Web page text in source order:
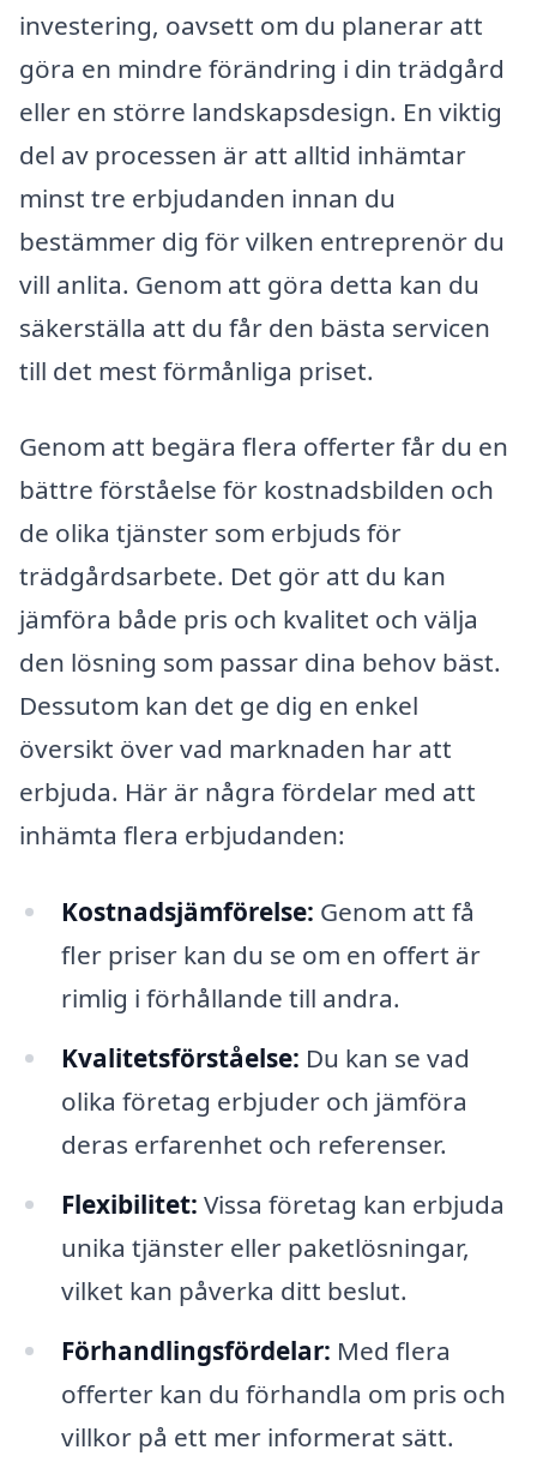
investering, oavsett om du planerar att
göra en mindre förändring i din trädgård
eller en större landskapsdesign. En viktig
del av processen är att alltid inhämtar
minst tre erbjudanden innan du
bestämmer dig för vilken entreprenör du
vill anlita. Genom att göra detta kan du
säkerställa att du får den bästa servicen
till det mest förmånliga priset.
Genom att begära flera offerter får du en
bättre förståelse för kostnadsbilden och
de olika tjänster som erbjuds för
trädgårdsarbete. Det gör att du kan
jämföra både pris och kvalitet och välja
den lösning som passar dina behov bäst.
Dessutom kan det ge dig en enkel
översikt över vad marknaden har att
erbjuda. Här är några fördelar med att
inhämta flera erbjudanden:
Kostnadsjämförelse: Genom att få
fler priser kan du se om en offert är
rimlig i förhållande till andra.
Kvalitetsförståelse: Du kan se vad
olika företag erbjuder och jämföra
deras erfarenhet och referenser.
Flexibilitet: Vissa företag kan erbjuda
unika tjänster eller paketlösningar,
vilket kan påverka ditt beslut.
Förhandlingsfördelar: Med flera
offerter kan du förhandla om pris och
villkor på ett mer informerat sätt.